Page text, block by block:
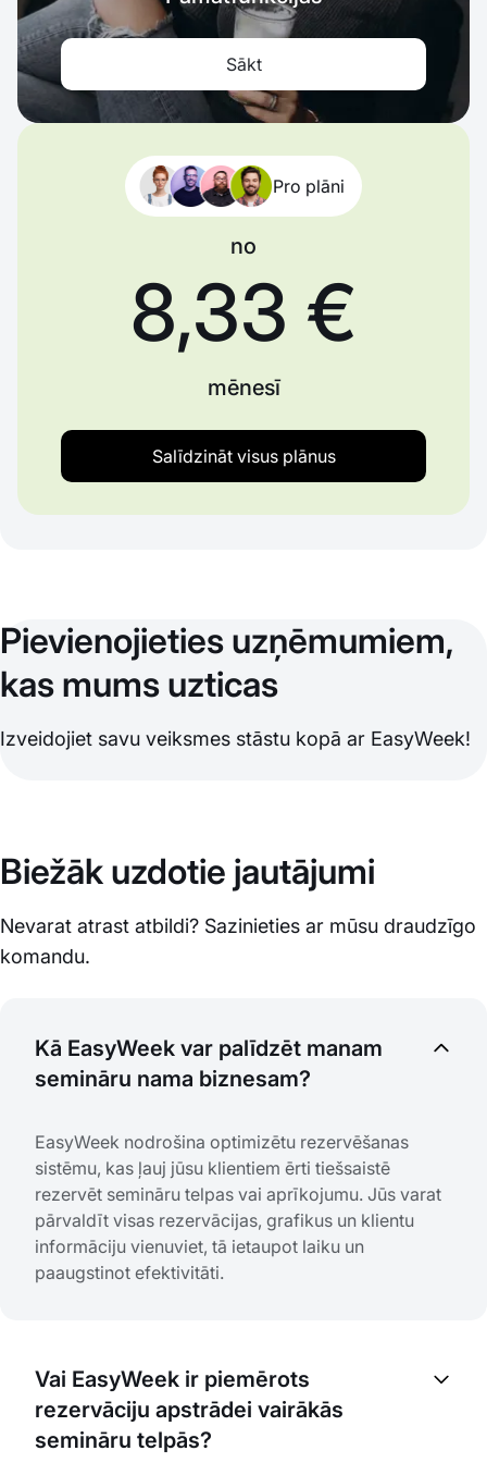
Sākt
Pro plāni
no
8,33 €
mēnesī
Salīdzināt visus plānus
Pievienojieties uzņēmumiem,
kas mums uzticas
Izveidojiet savu veiksmes stāstu kopā ar EasyWeek!
Biežāk uzdotie jautājumi
Nevarat atrast atbildi? Sazinieties ar mūsu draudzīgo
komandu.
Kā EasyWeek var palīdzēt manam
semināru nama biznesam?
EasyWeek nodrošina optimizētu rezervēšanas
sistēmu, kas ļauj jūsu klientiem ērti tiešsaistē
rezervēt semināru telpas vai aprīkojumu. Jūs varat
pārvaldīt visas rezervācijas, grafikus un klientu
informāciju vienuviet, tā ietaupot laiku un
paaugstinot efektivitāti.
Vai EasyWeek ir piemērots
rezervāciju apstrādei vairākās
semināru telpās?